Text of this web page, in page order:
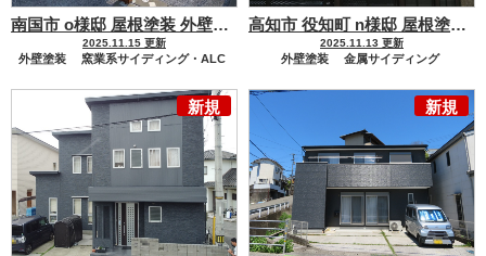
南国市 o様邸 屋根塗装 外壁塗装工事 色醒めた屋根が美しく仕
2025.11.15 更新
外壁塗装
窯業系サイディング・ALC
高知市 役知町 n様邸 屋根塗装 外壁塗装工事
2025.11.13 更新
外壁塗装
金属サイディング
新規 新規